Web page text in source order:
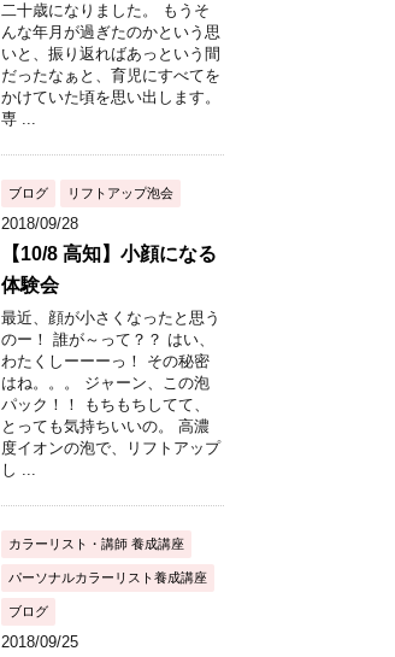
二十歳になりました。 もうそ
んな年月が過ぎたのかという思
いと、振り返ればあっという間
だったなぁと、育児にすべてを
かけていた頃を思い出します。
専 ...
ブログ リフトアップ泡会
2018/09/28
【10/8 高知】小顔になる
体験会
最近、顔が小さくなったと思う
のー！ 誰が～って？？ はい、
わたくしーーーっ！ その秘密
はね。。。 ジャーン、この泡
パック！！ もちもちしてて、
とっても気持ちいいの。 高濃
度イオンの泡で、リフトアップ
し ...
カラーリスト・講師 養成講座
パーソナルカラーリスト養成講座
ブログ
2018/09/25